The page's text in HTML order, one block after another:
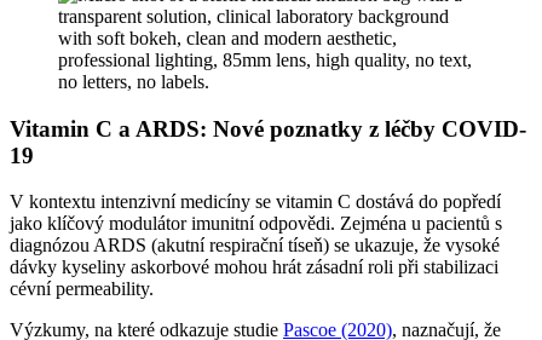
Vitamin C a ARDS: Nové poznatky z léčby COVID-
19
V kontextu intenzivní medicíny se vitamin C dostává do popředí
jako klíčový modulátor imunitní odpovědi. Zejména u pacientů s
diagnózou ARDS (akutní respirační tíseň) se ukazuje, že vysoké
dávky kyseliny askorbové mohou hrát zásadní roli při stabilizaci
cévní permeability.
Výzkumy, na které odkazuje studie Pascoe (2020), naznačují, že